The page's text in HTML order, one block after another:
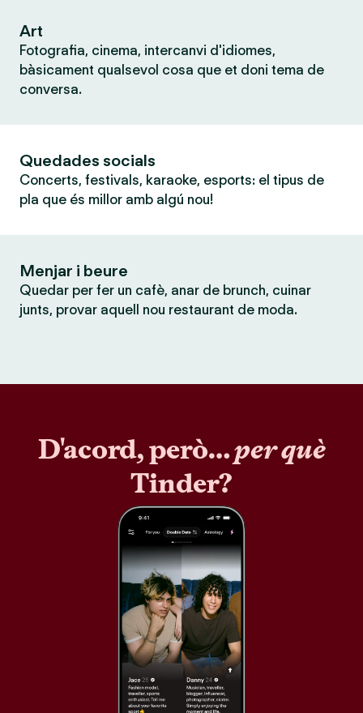
Art
Fotografia, cinema, intercanvi d'idiomes,
bàsicament qualsevol cosa que et doni tema de
conversa.
Quedades socials
Concerts, festivals, karaoke, esports: el tipus de
pla que és millor amb algú nou!
Menjar i beure
Quedar per fer un cafè, anar de brunch, cuinar
junts, provar aquell nou restaurant de moda.
D'acord, però…per què
Tinder?